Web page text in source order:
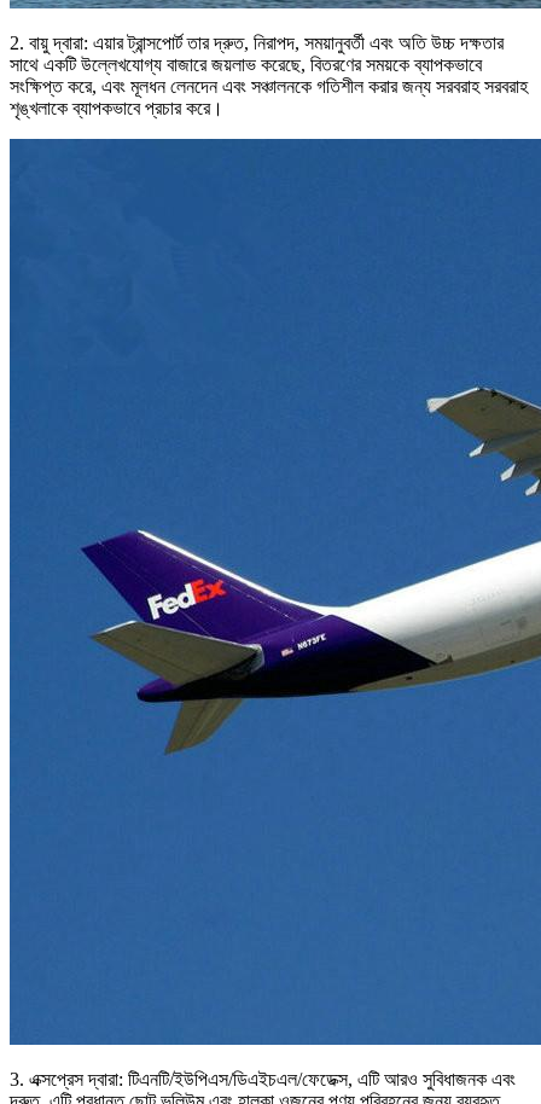
2. বায়ু দ্বারা: এয়ার ট্রান্সপোর্ট তার দ্রুত, নিরাপদ, সময়ানুবর্তী এবং অতি উচ্চ দক্ষতার
সাথে একটি উল্লেখযোগ্য বাজারে জয়লাভ করেছে, বিতরণের সময়কে ব্যাপকভাবে
সংক্ষিপ্ত করে, এবং মূলধন লেনদেন এবং সঞ্চালনকে গতিশীল করার জন্য সরবরাহ সরবরাহ
শৃঙ্খলাকে ব্যাপকভাবে প্রচার করে।
3. এক্সপ্রেস দ্বারা: টিএনটি/ইউপিএস/ডিএইচএল/ফেডেক্স, এটি আরও সুবিধাজনক এবং